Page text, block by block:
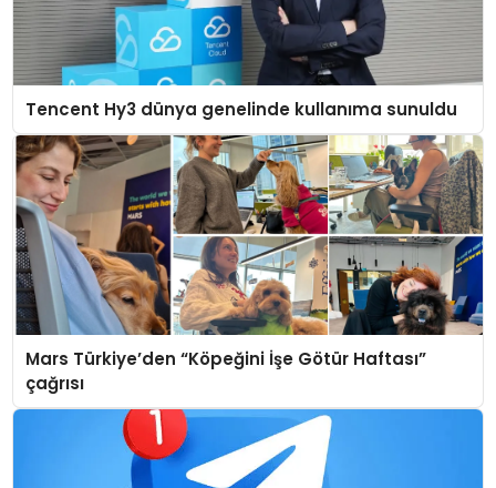
Tencent Hy3 dünya genelinde kullanıma sunuldu
Mars Türkiye’den “Köpeğini İşe Götür Haftası”
çağrısı